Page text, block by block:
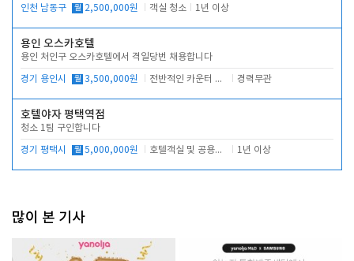
인천 남동구 월 2,500,000원 객실 청소 1년 이상
용인 오스카호텔
용인 처인구 오스카호텔에서 격일당번 채용합니다
경기 용인시 월 3,500,000원 전반적인 카운터 업무 경력무관
호텔야자 평택역점
청소 1팀 구인합니다
경기 평택시 월 5,000,000원 호텔객실 및 공용시설 청소 관리 1년 이상
많이 본 기사